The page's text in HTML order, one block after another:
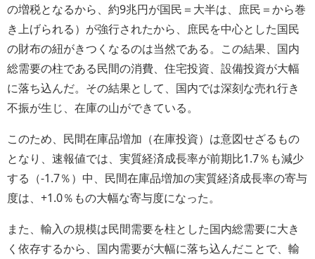
の増税となるから、約9兆円が国民＝大半は、庶民＝から巻
き上げられる）が強行されたから、庶民を中心とした国民
の財布の紐がきつくなるのは当然である。この結果、国内
総需要の柱である民間の消費、住宅投資、設備投資が大幅
に落ち込んだ。その結果として、国内では深刻な売れ行き
不振が生じ、在庫の山ができている。
このため、民間在庫品増加（在庫投資）は意図せざるもの
となり、速報値では、実質経済成長率が前期比1.7％も減少
する（-1.7％）中、民間在庫品増加の実質経済成長率の寄与
度は、+1.0％もの大幅な寄与度になった。
また、輸入の規模は民間需要を柱とした国内総需要に大き
く依存するから、国内需要が大幅に落ち込んだことで、輸